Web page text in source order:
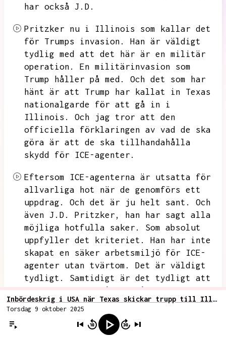
har också J.D.
Pritzker nu i Illinois som kallar det
för Trumps invasion.
Han är väldigt
tydlig med att det här är en militär
operation.
En militärinvasion som
Trump håller på med.
Och det som har
hänt är att Trump har kallat in Texas
nationalgarde för att gå in i
Illinois.
Och jag tror att den
officiella förklaringen av vad de ska
göra är att de ska tillhandahålla
skydd för ICE-agenter.
Eftersom ICE-agenterna är utsatta för
allvarliga hot när de genomförs ett
uppdrag.
Och det är ju helt sant.
Och
även J.D.
Pritzker,
han har sagt alla
möjliga hotfulla saker.
Som absolut
uppfyller det kriteriet.
Han har inte
skapat en säker arbetsmiljö för ICE-
agenter utan tvärtom.
Det är väldigt
tydligt.
Samtidigt är det tydligt att
invasion här.
Han anrollerar nationalgardet i Texas
Inbördeskrig i USA när Texas skickar trupp till Illinois för att verkställa Trumps politik trots guvernörens protester
Torsdag 9 oktober 2025